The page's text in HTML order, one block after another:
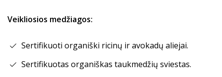
Veikliosios medžiagos:
Sertifikuoti organiški ricinų ir avokadų aliejai.
Sertifikuotas organiškas taukmedžių sviestas.